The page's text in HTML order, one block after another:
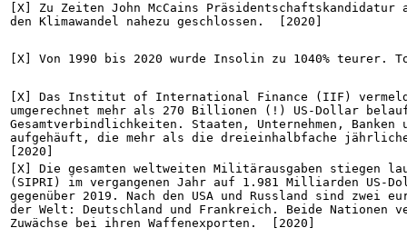
[X] Zu Zeiten John McCains
den Klimawandel nahezu geschlossen.  [2020]
[X] Von 1990 bis 2020 wurde Insolin zu 1040% teurer.
[X] Das Institut of International Finance (IIF)
umgerechnet mehr als 270 Billionen (!) US-Dollar
Gesamtverbindlichkeiten. Staaten, Unternehmen, Banken
aufgehäuft, die mehr als die dreieinhalbfache
[2020]
[X] Die gesamten weltweiten Militärausgaben stiegen
(SIPRI) im vergangenen Jahr auf 1.981 Milliarden
gegenüber 2019. Nach den USA und Russland sind zwei
der Welt: Deutschland und Frankreich. Beide Nationen
Zuwächse bei ihren Waffenexporten.  [2020]